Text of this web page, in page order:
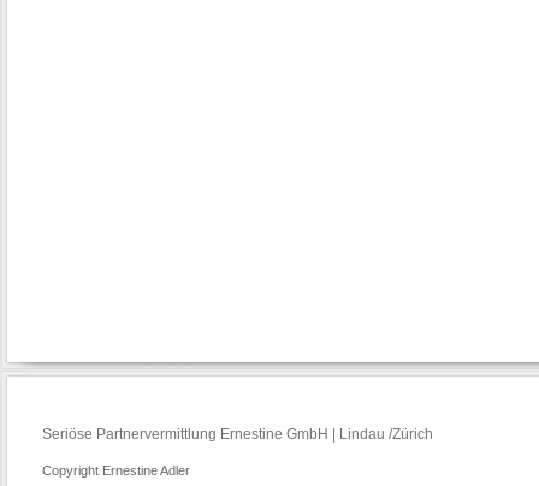
Seriöse Partnervermittlung Ernestine GmbH | Lindau /Zürich
Copyright Ernestine Adler